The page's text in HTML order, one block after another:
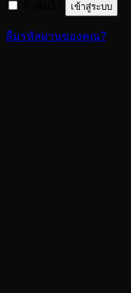
เข้าสู่ระบบ
ลืมรหัสผ่านของคุณ?